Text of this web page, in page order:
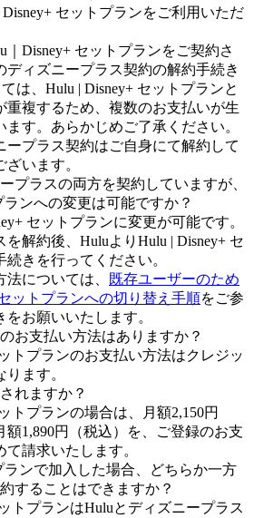
セットプランをご利用いただ
｜Disney+ セットプランをご契約さ
ディズニープラス契約の解約手続き
は、Hulu | Disney+ セットプランと
重複するため、複数のお支払いが生
ます。あらかじめご了承ください。
プラス契約はご自身にて解約して
います。
プラスの両方を契約していますが、
ランへの変更は可能ですか？
セットプランに変更が可能です。
を解約後、HuluよりHulu | Disney+ セ
続きを行ってください。
については、
既存ユーザーのため
ットプランへの切り替え手順をご参
お願いいたします。
お支払い方法はありますか？
トプランのお支払い方法はクレジッ
ります。
れますか？
トプランの場合は、月額2,150円
額1,890円（税込）を、ご登録のお支
請求いたします。
ランで加入した場合、どちらか一方
することはできますか？
トプランはHuluとディズニープラス